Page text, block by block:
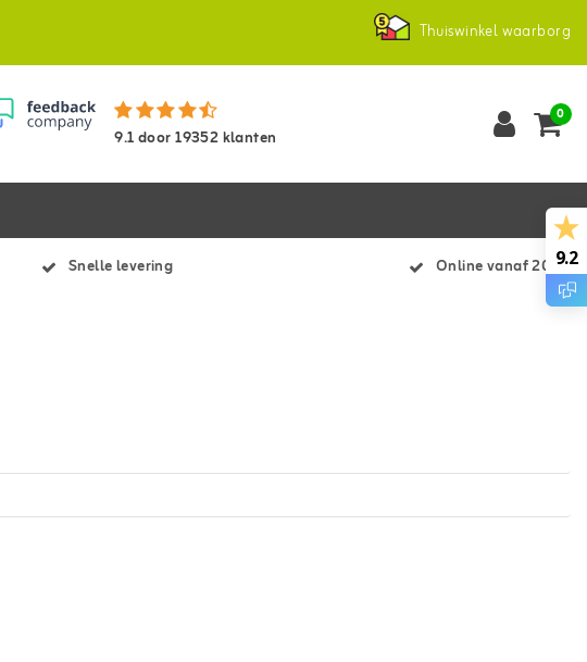
Thuiswinkel waarborg
9.1door19352klanten
0
Snelle levering Online vanaf 2007
9.2